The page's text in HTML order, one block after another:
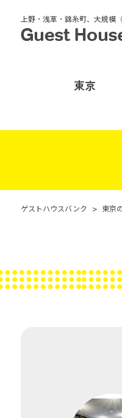
上野・浅草・錦糸町、大規模
東京
ゲストハウスバンク > 東京